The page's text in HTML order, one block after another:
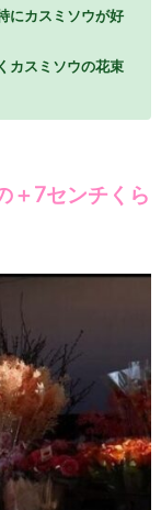
にカスミソウが好
カスミソウの花束
＋7センチくら